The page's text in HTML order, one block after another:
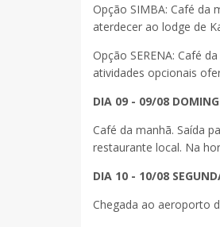
Opção SIMBA: Café da
aterdecer ao lodge de
Opção SERENA: Café
atividades opcionais
DIA 09 - 09/08
Café da manhã. Saída
restaurante local. Na
DIA 10 - 10/08
Chegada ao aeroporto